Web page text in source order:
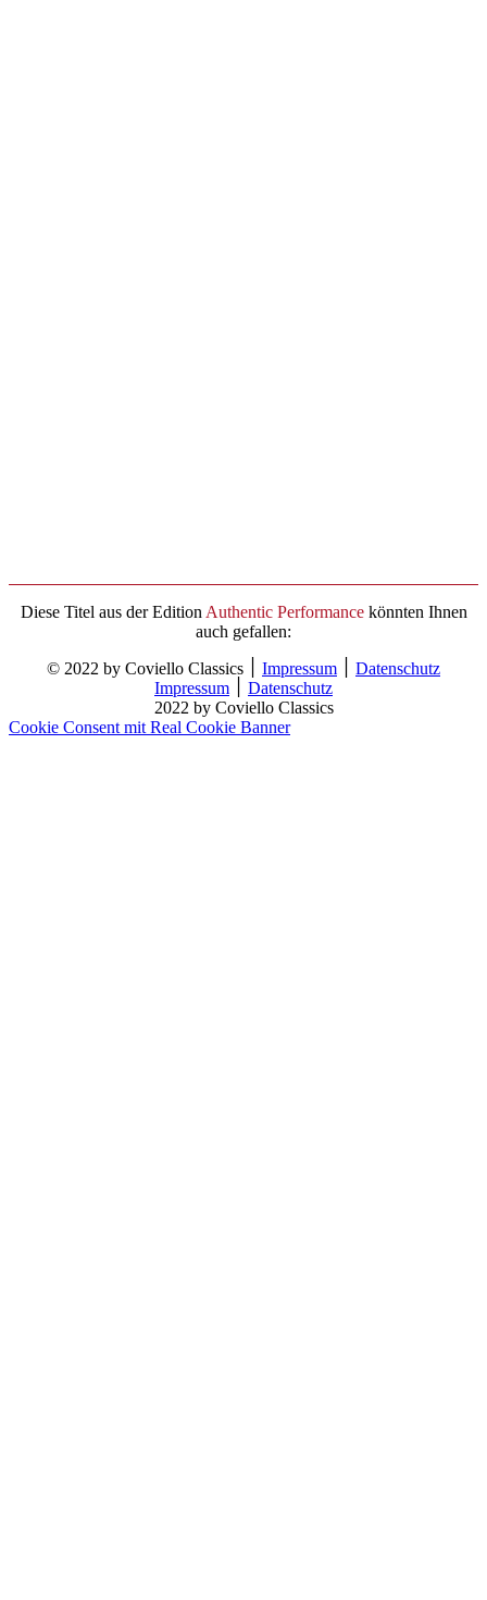
Diese Titel aus der EditionAuthentic Performancekönnten Ihnen
auch gefallen:
Impressum
Datenschutz
Impressum
Datenschutz
2022 by Coviello Classics
Cookie Consent mit Real Cookie Banner